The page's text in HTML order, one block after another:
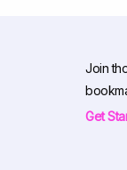
Join
Get